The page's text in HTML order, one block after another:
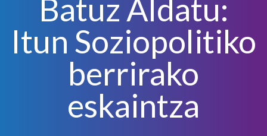
Batuz Aldatu:
Itun Soziopolitiko
berrirako
eskaintza